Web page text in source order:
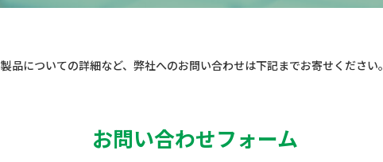
製品についての詳細など、 弊社へのお問い合わせは下記までお寄せください。
お問い合わせフォーム